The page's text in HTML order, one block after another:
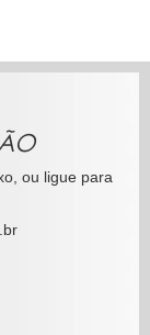
ou ligue para